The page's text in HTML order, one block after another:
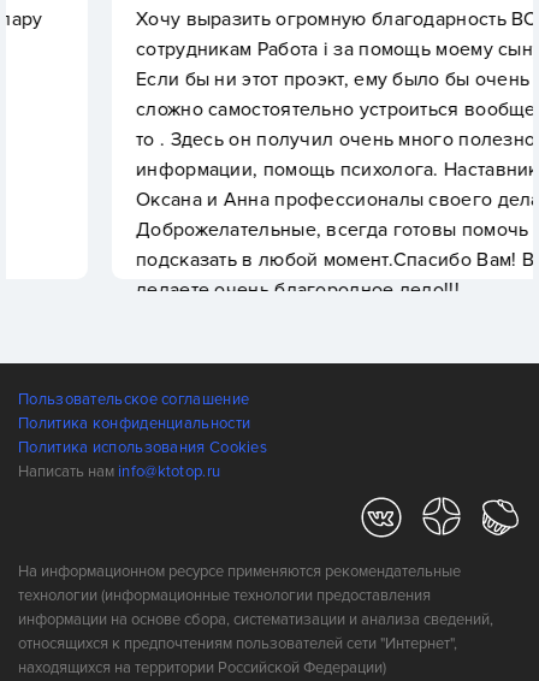
Хочу выразить огромную благодарность ВСЕМ
сотрудникам Работа i за помощь моему сыну!
Если бы ни этот проэкт, ему было бы очень
сложно самостоятельно устроиться вообще куда-
то . Здесь он получил очень много полезной
информации, помощь психолога. Наставники
Оксана и Анна профессионалы своего дела!
Доброжелательные, всегда готовы помочь и
подсказать в любой момент.Спасибо Вам! Вы
делаете очень благородное дело!!!
Пользовательское соглашение
Политика конфиденциальности
Политика использования Cookies
Написать нам info@ktotop.ru
На информационном ресурсе применяются рекомендательные
технологии (информационные технологии предоставления
информации на основе сбора, систематизации и анализа сведений,
относящихся к предпочтениям пользователей сети "Интернет",
находящихся на территории Российской Федерации)